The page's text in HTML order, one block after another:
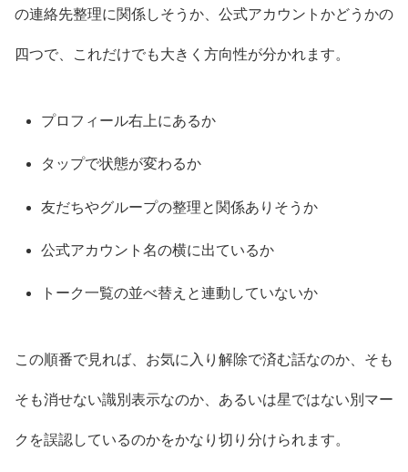
の連絡先整理に関係しそうか、公式アカウントかどうかの
四つで、これだけでも大きく方向性が分かれます。
プロフィール右上にあるか
タップで状態が変わるか
友だちやグループの整理と関係ありそうか
公式アカウント名の横に出ているか
トーク一覧の並べ替えと連動していないか
この順番で見れば、お気に入り解除で済む話なのか、そも
そも消せない識別表示なのか、あるいは星ではない別マー
クを誤認しているのかをかなり切り分けられます。